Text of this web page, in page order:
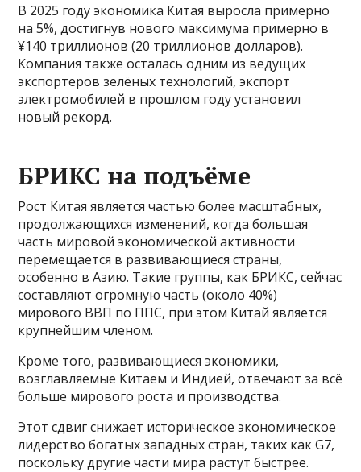
В 2025 году экономика Китая выросла примерно
на 5%, достигнув нового максимума примерно в
¥140 триллионов (20 триллионов долларов).
Компания также осталась одним из ведущих
экспортеров зелёных технологий, экспорт
электромобилей в прошлом году установил
новый рекорд.
БРИКС на подъёме
Рост Китая является частью более масштабных,
продолжающихся изменений, когда большая
часть мировой экономической активности
перемещается в развивающиеся страны,
особенно в Азию. Такие группы, как БРИКС, сейчас
составляют огромную часть (около 40%)
мирового ВВП по ППС, при этом Китай является
крупнейшим членом.
Кроме того, развивающиеся экономики,
возглавляемые Китаем и Индией, отвечают за всё
больше мирового роста и производства.
Этот сдвиг снижает историческое экономическое
лидерство богатых западных стран, таких как G7,
поскольку другие части мира растут быстрее.